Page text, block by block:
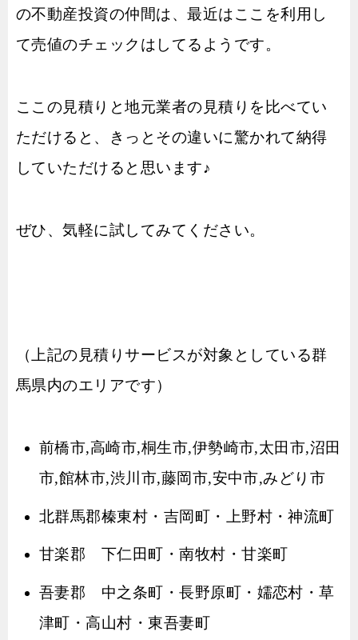
の不動産投資の仲間は、最近はここを利用し
て売値のチェックはしてるようです。
ここの見積りと地元業者の見積りを比べてい
ただけると、きっとその違いに驚かれて納得
していただけると思います♪
ぜひ、気軽に試してみてください。
（上記の見積りサービスが対象としている群
馬県内のエリアです）
前橋市,高崎市,桐生市,伊勢崎市,太田市,沼田
市,館林市,渋川市,藤岡市,安中市,みどり市
北群馬郡榛東村・吉岡町・上野村・神流町
甘楽郡 下仁田町・南牧村・甘楽町
吾妻郡 中之条町・長野原町・嬬恋村・草
津町・高山村・東吾妻町